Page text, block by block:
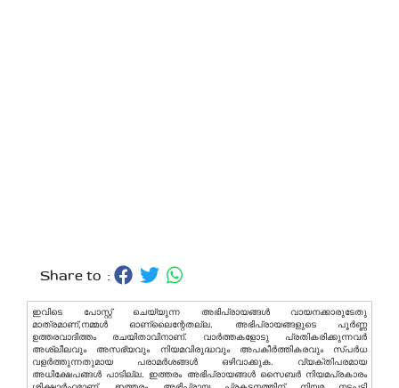
Share to :
ഇവിടെ പോസ്റ്റ് ചെയ്യുന്ന അഭിപ്രായങ്ങള്‍ വായനക്കാരുടേതു
മാത്രമാണ്,നമ്മൾ ഓണ്ലൈന്റേതല്ല. അഭിപ്രായങ്ങളുടെ പൂർണ്ണ
ഉത്തരവാദിത്തം രചയിതാവിനാണ്. വാര്‍ത്തകളോടു പ്രതികരിക്കുന്നവര്‍
അശ്ലീലവും അസഭ്യവും നിയമവിരുദ്ധവും അപകീര്‍ത്തികരവും സ്പര്‍ധ
വളര്‍ത്തുന്നതുമായ പരാമര്‍ശങ്ങള്‍ ഒഴിവാക്കുക. വ്യക്തിപരമായ
അധിക്ഷേപങ്ങള്‍ പാടില്ല. ഇത്തരം അഭിപ്രായങ്ങള്‍ സൈബര്‍ നിയമപ്രകാരം